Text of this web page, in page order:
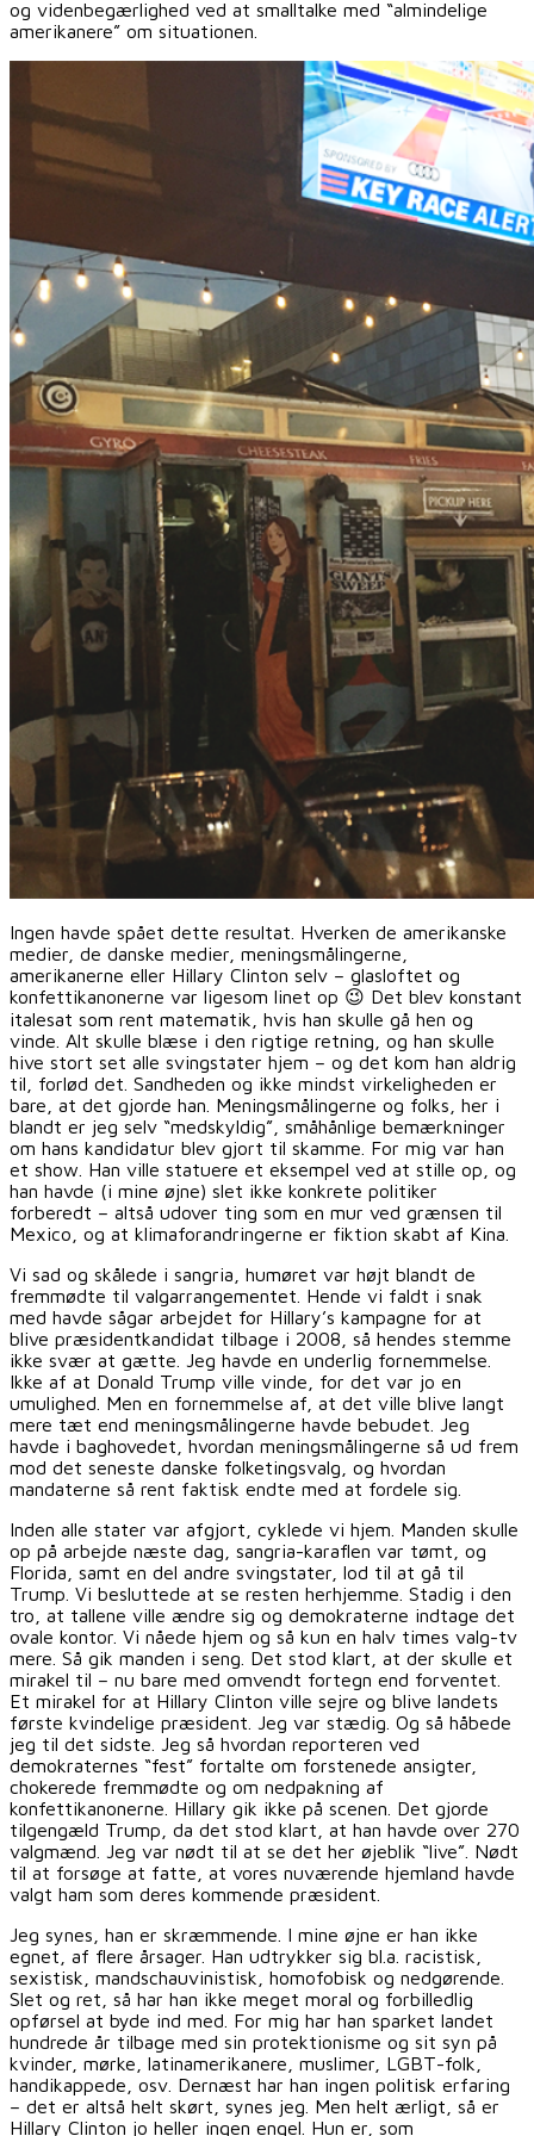
og videnbegærlighed ved at smalltalke med “almindelige
amerikanere” om situationen.
Ingen havde spået dette resultat. Hverken de amerikanske
medier, de danske medier, meningsmålingerne,
amerikanerne eller Hillary Clinton selv – glasloftet og
konfettikanonerne var ligesom linet op 😉 Det blev konstant
italesat som rent matematik, hvis han skulle gå hen og
vinde. Alt skulle blæse i den rigtige retning, og han skulle
hive stort set alle svingstater hjem – og det kom han aldrig
til, forlød det. Sandheden og ikke mindst virkeligheden er
bare, at det gjorde han. Meningsmålingerne og folks, her i
blandt er jeg selv “medskyldig”, småhånlige bemærkninger
om hans kandidatur blev gjort til skamme. For mig var han
et show. Han ville statuere et eksempel ved at stille op, og
han havde (i mine øjne) slet ikke konkrete politiker
forberedt – altså udover ting som en mur ved grænsen til
Mexico, og at klimaforandringerne er fiktion skabt af Kina.
Vi sad og skålede i sangria, humøret var højt blandt de
fremmødte til valgarrangementet. Hende vi faldt i snak
med havde sågar arbejdet for Hillary’s kampagne for at
blive præsidentkandidat tilbage i 2008, så hendes stemme
ikke svær at gætte. Jeg havde en underlig fornemmelse.
Ikke af at Donald Trump ville vinde, for det var jo en
umulighed. Men en fornemmelse af, at det ville blive langt
mere tæt end meningsmålingerne havde bebudet. Jeg
havde i baghovedet, hvordan meningsmålingerne så ud frem
mod det seneste danske folketingsvalg, og hvordan
mandaterne så rent faktisk endte med at fordele sig.
Inden alle stater var afgjort, cyklede vi hjem. Manden skulle
op på arbejde næste dag, sangria-karaflen var tømt, og
Florida, samt en del andre svingstater, lod til at gå til
Trump. Vi besluttede at se resten herhjemme. Stadig i den
tro, at tallene ville ændre sig og demokraterne indtage det
ovale kontor. Vi nåede hjem og så kun en halv times valg-tv
mere. Så gik manden i seng. Det stod klart, at der skulle et
mirakel til – nu bare med omvendt fortegn end forventet.
Et mirakel for at Hillary Clinton ville sejre og blive landets
første kvindelige præsident. Jeg var stædig. Og så håbede
jeg til det sidste. Jeg så hvordan reporteren ved
demokraternes “fest” fortalte om forstenede ansigter,
chokerede fremmødte og om nedpakning af
konfettikanonerne. Hillary gik ikke på scenen. Det gjorde
tilgengæld Trump, da det stod klart, at han havde over 270
valgmænd. Jeg var nødt til at se det her øjeblik “live”. Nødt
til at forsøge at fatte, at vores nuværende hjemland havde
valgt ham som deres kommende præsident.
Jeg synes, han er skræmmende. I mine øjne er han ikke
egnet, af flere årsager. Han udtrykker sig bl.a. racistisk,
sexistisk, mandschauvinistisk, homofobisk og nedgørende.
Slet og ret, så har han ikke meget moral og forbilledlig
opførsel at byde ind med. For mig har han sparket landet
hundrede år tilbage med sin protektionisme og sit syn på
kvinder, mørke, latinamerikanere, muslimer, LGBT-folk,
handikappede, osv. Dernæst har han ingen politisk erfaring
– det er altså helt skørt, synes jeg. Men helt ærligt, så er
Hillary Clinton jo heller ingen engel. Hun er, som